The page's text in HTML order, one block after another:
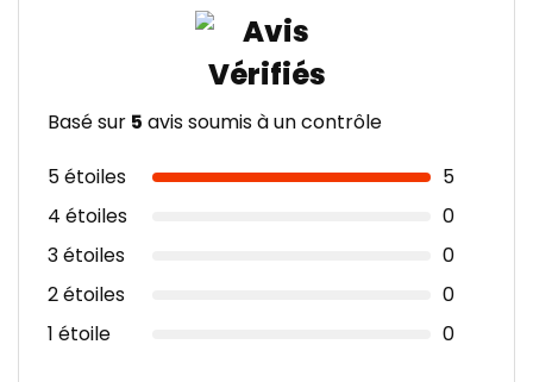
Basé sur 5 avis soumis à un contrôle
5 étoiles
5
4 étoiles
0
3 étoiles
0
2 étoiles
0
1 étoile
0